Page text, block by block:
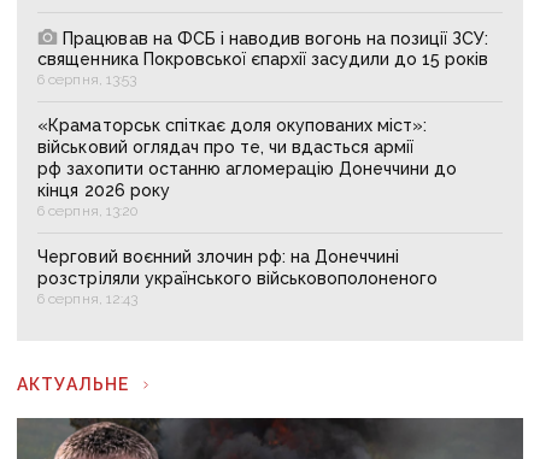
Працював на ФСБ і наводив вогонь на позиції ЗСУ:
священника Покровської єпархії засудили до 15 років
6 серпня, 13:53
«Краматорськ спіткає доля окупованих міст»:
військовий оглядач про те, чи вдасться армії
рф захопити останню агломерацію Донеччини до
кінця 2026 року
6 серпня, 13:20
Черговий воєнний злочин рф: на Донеччині
розстріляли українського військовополоненого
6 серпня, 12:43
АКТУАЛЬНЕ